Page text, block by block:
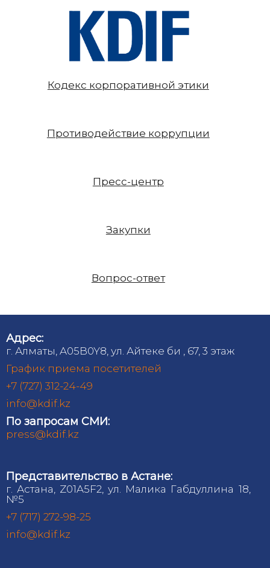
Кодекс корпоративной этики
Противодействие коррупции
Пресс-центр
Закупки
Вопрос-ответ
Адрес:
г. Алматы, A05B0Y8, ул. Айтеке би , 67, 3 этаж
График приема посетителей
+7 (727) 312-24-49
info@kdif.kz
По запросам СМИ:
press@kdif.kz
Представительство в Астане:
г. Астана, Z01A5F2, ул. Малика Габдуллина 18,
№5
+7 (717) 272-98-25
info@kdif.kz